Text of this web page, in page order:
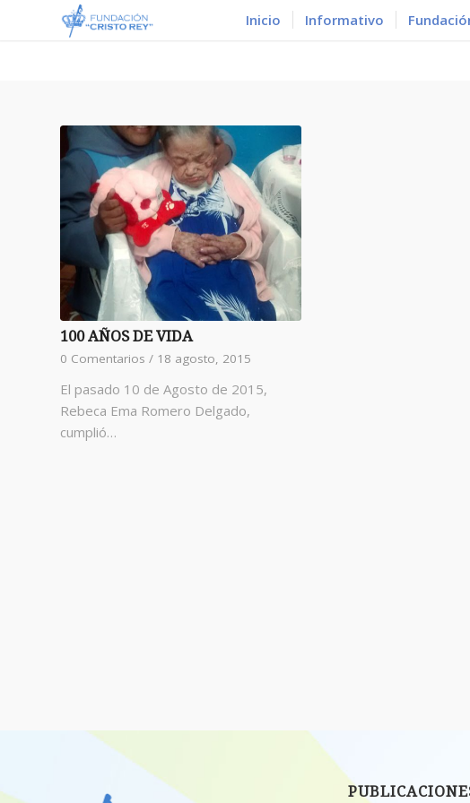
Inicio Informativo
100 AÑOS DE VIDA
0 Comentarios / 18 agosto, 2015
El pasado 10 de Agosto de 2015,
Rebeca Ema Romero Delgado,
cumplió…